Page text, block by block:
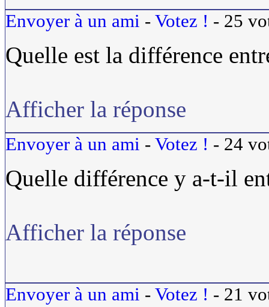
Envoyer à un ami - Votez ! - 25
Quelle est la différence
Afficher la réponse
Envoyer à un ami - Votez ! - 24
Quelle différence y a-t-il
Afficher la réponse
Envoyer à un ami - Votez ! - 21